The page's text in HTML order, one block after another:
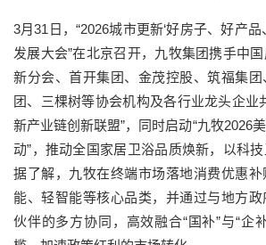
3月31日，“2026城市更新‘好房子、好产
发展大会”在北京召开，九牧集团携手中
新分会、首开集团、金茂控股、筑福集
团、三棵树等协会机构及各行业龙头企业
新产业链创新联盟”，同时启动“九牧2026
动”，推动全国家居卫浴品质焕新，以科技
据了解，九牧在终端市场落地消费优惠
能、轻智能等核心品类，并通过与地方
伙伴的多方协同，高效融合“国补”与“企